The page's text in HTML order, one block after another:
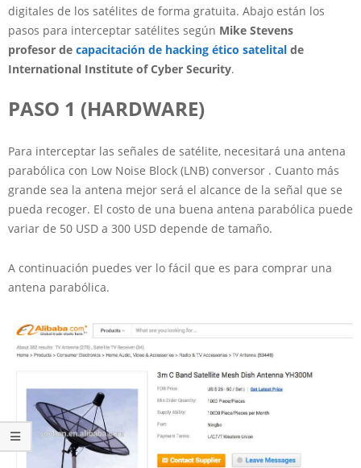
digitales de los satélites de forma gratuita. Abajo están los
pasos para interceptar satélites según Mike Stevens
profesor de capacitación de hacking ético satelital de
International Institute of Cyber Security.
PASO 1 (HARDWARE)
Para interceptar las señales de satélite, necesitará una antena
parabólica con Low Noise Block (LNB) conversor . Cuanto más
grande sea la antena mejor será el alcance de la señal que se
pueda recoger. El costo de una buena antena parabólica puede
variar de 50 USD a 300 USD depende de tamaño.
A continuación puedes ver lo fácil que es para comprar una
antena parabólica.